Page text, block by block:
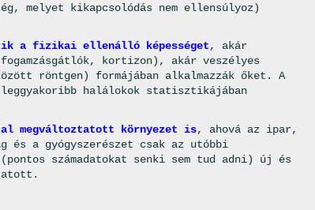
melyet kikapcsolódás nem ellensúlyoz)
a fizikai ellenálló képességet, akár
kortizon), akár veszélyes
röntgen) formájában alkalmazzák őket. A
halálokok statisztikájában
megváltoztatott környezet is, ahová az ipar,
és a gyógyszerészet csak az utóbbi
számadatokat senki sem tud adni) új és